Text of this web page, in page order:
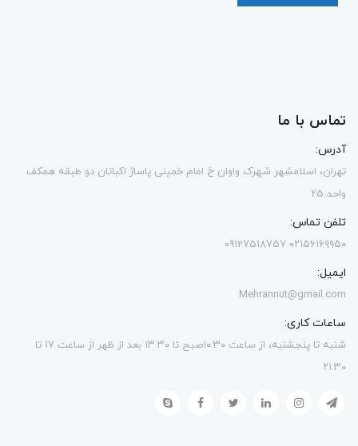
تماس با ما
آدرس:
تهران، اسلامشهر شهرک واوان خ امام خمینی پاساژ اکباتان دو طبقه همکف
واحد ۲۵
تلفن تماس:
۰۲۱۵۶۱۶۹۹۵۰ 09127518757
ایمیل:
Mehrannut@gmail.com
ساعات کاری:
شنبه تا پنجشنبه، از ساعت ۱۰:۳۰صبح تا ۱۳.۳۰ بعد از ظهر از ساعت ۱۷ تا
۲۱:۳۰